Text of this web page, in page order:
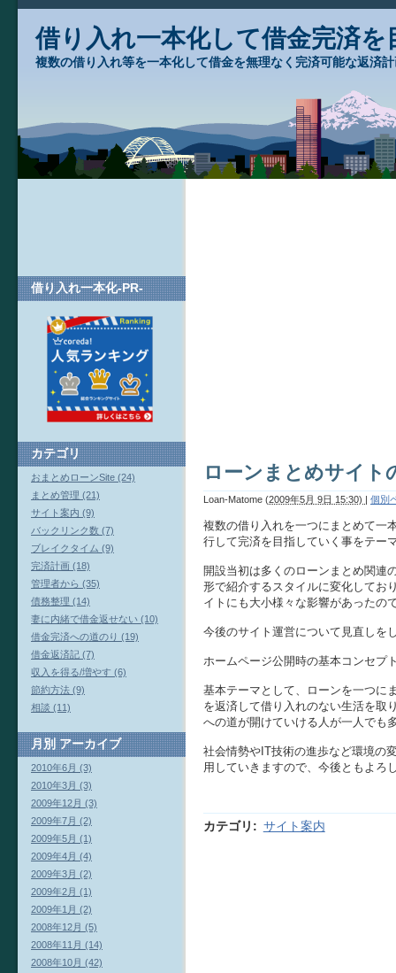
借り入れ一本化して借金完済を
複数の借り入れ等を一本化して借金を無理なく完済可能な返済
ローンまとめサイト
Loan-Matome (2009年5月 9日 15:30) 個別
複数の借り入れを一つにまとめて一
行して完済を目指していく事をテー
開設当初は多くのローンまとめ関連
形で紹介するスタイルに変化してお
イトにも大小様々な影響があったの
今後のサイト運営について見直しを
ホームページ公開時の基本コンセプ
基本テーマとして、ローンを一つに
を返済して借り入れのない生活を取
への道が開けていける人が一人でも
社会情勢やIT技術の進歩など環境の
用していきますので、今後ともよろ
カテゴリ : サイト案内
借り入れ一本化-PR-
カテゴリ
おまとめローンSite (24)
まとめ管理 (21)
サイト案内 (9)
バックリンク数 (7)
ブレイクタイム (9)
完済計画 (18)
管理者から (35)
債務整理 (14)
妻に内緒で借金返せない (10)
借金完済への道のり (19)
借金返済記 (7)
収入を得る/増やす (6)
節約方法 (9)
相談 (11)
月別アーカイブ
2010年6月 (3)
2010年3月 (3)
2009年12月 (3)
2009年7月 (2)
2009年5月 (1)
2009年4月 (4)
2009年3月 (2)
2009年2月 (1)
2009年1月 (2)
2008年12月 (5)
2008年11月 (14)
2008年10月 (42)